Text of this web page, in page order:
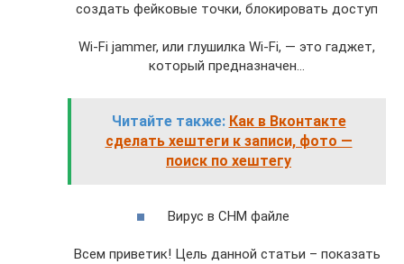
создать фейковые точки, блокировать доступ
Wi-Fi jammer, или глушилка Wi-Fi, — это гаджет,
который предназначен…
Читайте также: Как в Вконтакте
сделать хештеги к записи, фото —
поиск по хештегу
​​Вирус в CHM файле
Всем приветик! Цель данной статьи – показать